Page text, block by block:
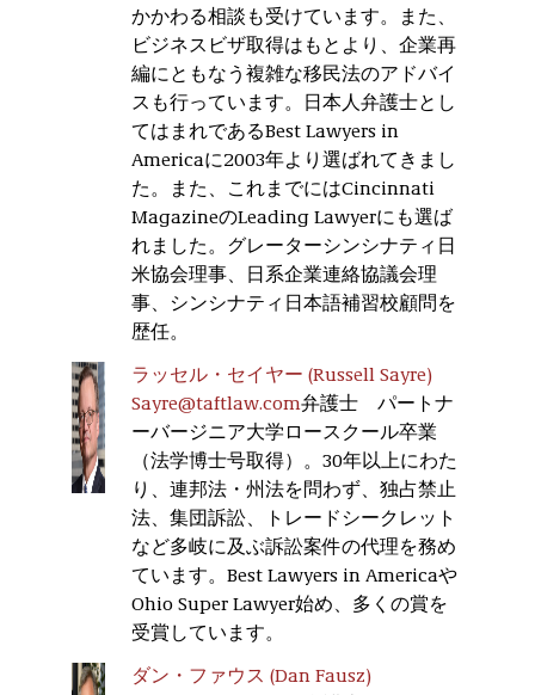
かかわる相談も受けています。また、
ビジネスビザ取得はもとより、企業再
編にともなう複雑な移民法のアドバイ
スも行っています。日本人弁護士とし
てはまれであるBest Lawyers in
Americaに2003年より選ばれてきまし
た。また、これまでにはCincinnati
MagazineのLeading Lawyerにも選ば
れました。グレーターシンシナティ日
米協会理事、日系企業連絡協議会理
事、シンシナティ日本語補習校顧問を
歴任。
ラッセル・セイヤー (Russell Sayre)
Sayre@taftlaw.com弁護士 パートナ
ーバージニア大学ロースクール卒業
（法学博士号取得）。30年以上にわた
り、連邦法・州法を問わず、独占禁止
法、集団訴訟、トレードシークレット
など多岐に及ぶ訴訟案件の代理を務め
ています。Best Lawyers in Americaや
Ohio Super Lawyer始め、多くの賞を
受賞しています。
ダン・ファウス (Dan Fausz)